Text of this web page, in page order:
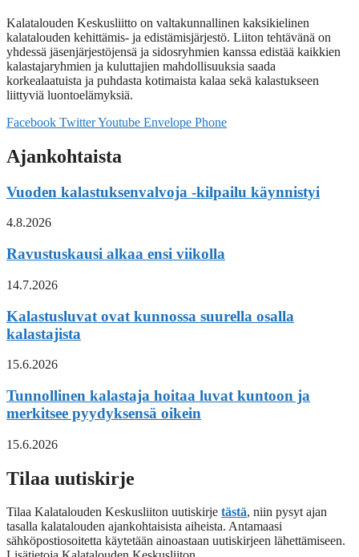
Kalatalouden Keskusliitto on valtakunnallinen kaksikielinen
kalatalouden kehittämis- ja edistämisjärjestö. Liiton tehtävänä on
yhdessä jäsenjärjestöjensä ja sidosryhmien kanssa edistää kaikkien
kalastajaryhmien ja kuluttajien mahdollisuuksia saada
korkealaatuista ja puhdasta kotimaista kalaa sekä kalastukseen
liittyviä luontoelämyksiä.
Facebook TwitterYoutube Envelope Phone
Ajankohtaista
Vuoden kalastuksenvalvoja -kilpailu käynnistyi
4.8.2026
Ravustuskausi alkaa ensi viikolla
14.7.2026
Kalastusluvat ovat kunnossa suurella osalla
kalastajista
15.6.2026
Tunnollinen kalastaja hoitaa luvat kuntoon ja
merkitsee pyydyksensä oikein
15.6.2026
Tilaa uutiskirje
Tilaa Kalatalouden Keskusliiton uutiskirje tästä, niin pysyt ajan
tasalla kalatalouden ajankohtaisista aiheista. Antamaasi
sähköpostiosoitetta käytetään ainoastaan uutiskirjeen lähettämiseen.